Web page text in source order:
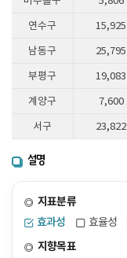
연수구 15,925
남동구 25,795
부평구 19,083
계양구 7,600
서구 23,822
설명
지표분류
효과성
효율성
지향목표